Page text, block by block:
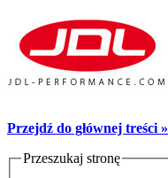
Przejdź do głównej treści »
Przeszukaj stronę